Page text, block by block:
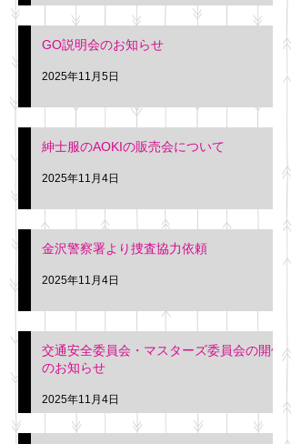
GO説明会のお知らせ
2025年11月5日
紳士服のAOKIの販売会について
2025年11月4日
金沢警察署より捜査協力依頼
2025年11月4日
交通安全委員会・マスターズ委員会の開催
のお知らせ
2025年11月4日